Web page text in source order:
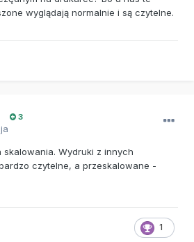
wyglądają normalnie i są czytelne.
3
skalowania. Wydruki z innych
czytelne, a przeskalowane -
1